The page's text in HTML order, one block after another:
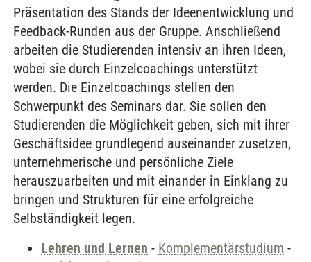
Präsentation des Stands der Ideenentwicklung und
Feedback-Runden aus der Gruppe. Anschließend
arbeiten die Studierenden intensiv an ihren Ideen,
wobei sie durch Einzelcoachings unterstützt
werden. Die Einzelcoachings stellen den
Schwerpunkt des Seminars dar. Sie sollen den
Studierenden die Möglichkeit geben, sich mit ihrer
Geschäftsidee grundlegend auseinander zusetzen,
unternehmerische und persönliche Ziele
herauszuarbeiten und mit einander in Einklang zu
bringen und Strukturen für eine erfolgreiche
Selbständigkeit legen.
Lehren und Lernen - Komplementärstudium -